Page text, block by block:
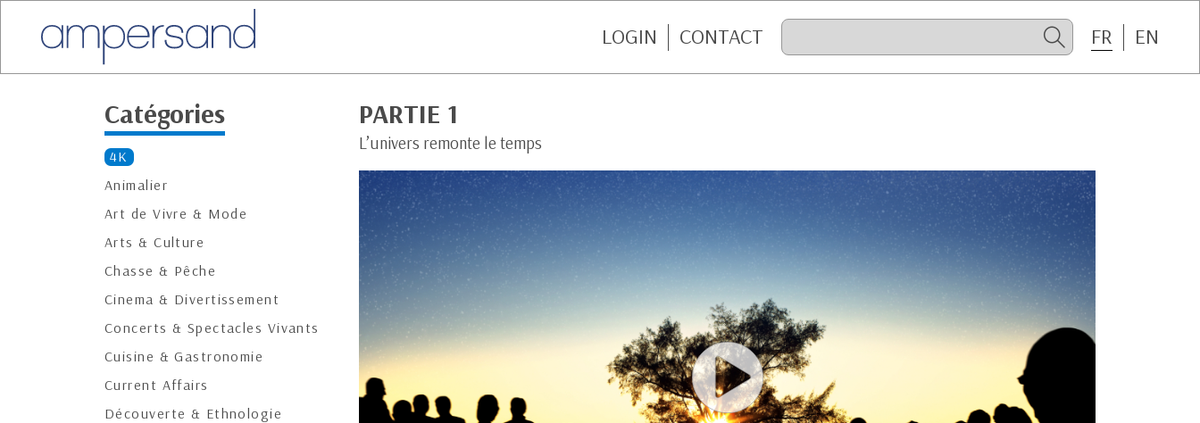
LOGIN CONTACT FR EN
Catégories
4K
Animalier
Art de Vivre & Mode
Arts & Culture
Chasse & Pêche
Cinema & Divertissement
Concerts & Spectacles Vivants
Cuisine & Gastronomie
Current Affairs
Découverte & Ethnologie
PARTIE 1
L’univers remonte le temps